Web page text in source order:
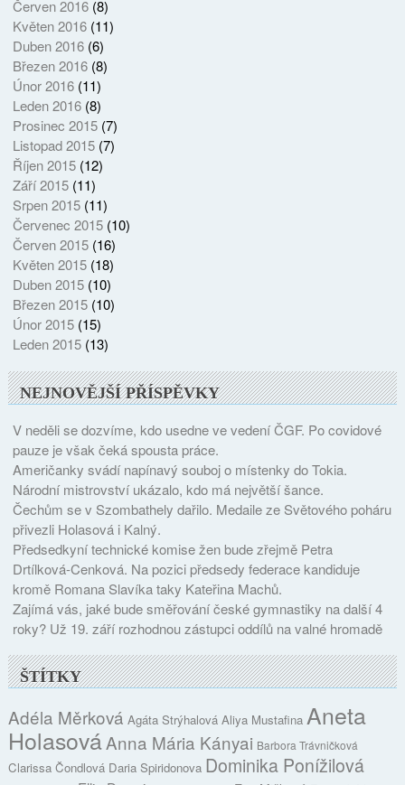
Červen 2016(8)
Květen 2016(11)
Duben 2016(6)
Březen 2016(8)
Únor 2016(11)
Leden 2016(8)
Prosinec 2015(7)
Listopad 2015(7)
Říjen 2015(12)
Září 2015(11)
Srpen 2015(11)
Červenec 2015(10)
Červen 2015(16)
Květen 2015(18)
Duben 2015(10)
Březen 2015(10)
Únor 2015(15)
Leden 2015(13)
NEJNOVĚJŠÍ PŘÍSPĚVKY
V neděli se dozvíme, kdo usedne ve vedení ČGF. Po covidové
pauze je však čeká spousta práce.
Američanky svádí napínavý souboj o místenky do Tokia.
Národní mistrovství ukázalo, kdo má největší šance.
Čechům se v Szombathely dařilo. Medaile ze Světového poháru
přivezli Holasová i Kalný.
Předsedkyní technické komise žen bude zřejmě Petra
Drtílková-Cenková. Na pozici předsedy federace kandiduje
kromě Romana Slavíka taky Kateřina Machů.
Zajímá vás, jaké bude směřování české gymnastiky na další 4
roky? Už 19. září rozhodnou zástupci oddílů na valné hromadě
ŠTÍTKY
Adéla Měrková Agáta Strýhalová Aliya Mustafina Aneta
HolasováAnna Mária Kányai Barbora Trávničková
Clarissa Čondlová Daria Spiridonova Dominika Ponížilová